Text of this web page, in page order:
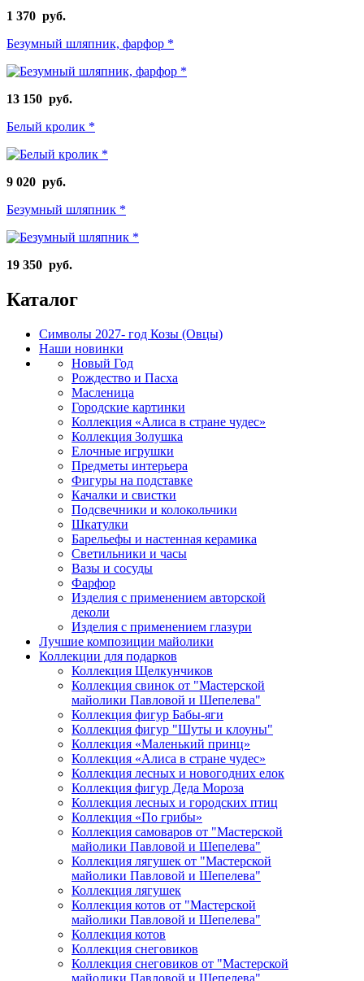
1 370 руб.
Безумный шляпник, фарфор *
13 150 руб.
Белый кролик *
9 020 руб.
Безумный шляпник *
19 350 руб.
Каталог
Символы 2027- год Козы (Овцы)
Наши новинки
Новый Год
Рождество и Пасха
Масленица
Городские картинки
Коллекция «Алиса в стране чудес»
Коллекция Золушка
Елочные игрушки
Предметы интерьера
Фигуры на подставке
Качалки и свистки
Подсвечники и колокольчики
Шкатулки
Барельефы и настенная керамика
Светильники и часы
Вазы и сосуды
Фарфор
Изделия с применением авторской
деколи
Изделия с применением глазури
Лучшие композиции майолики
Коллекции для подарков
Коллекция Щелкунчиков
Коллекция свинок от "Мастерской
майолики Павловой и Шепелева"
Коллекция фигур Бабы-яги
Коллекция фигур "Шуты и клоуны"
Коллекция «Маленький принц»
Коллекция «Алиса в стране чудес»
Коллекция лесных и новогодних елок
Коллекция фигур Деда Мороза
Коллекция лесных и городских птиц
Коллекция «По грибы»
Коллекция самоваров от "Мастерской
майолики Павловой и Шепелева"
Коллекция лягушек от "Мастерской
майолики Павловой и Шепелева"
Коллекция лягушек
Коллекция котов от "Мастерской
майолики Павловой и Шепелева"
Коллекция котов
Коллекция снеговиков
Коллекция снеговиков от "Мастерской
майолики Павловой и Шепелева"